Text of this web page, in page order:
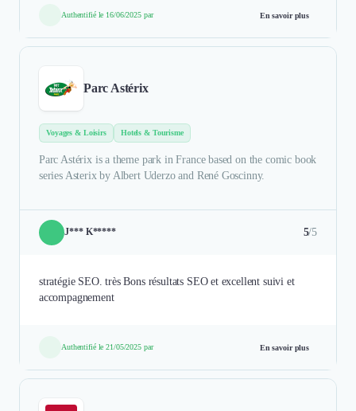
Authentifié le 16/06/2025 par En savoir plus
Parc Astérix
Voyages & Loisirs Hotels & Tourisme
Parc Astérix is a theme park in France based on the comic book
series Asterix by Albert Uderzo and René Goscinny.
J*** K***** 5/5
stratégie SEO. très Bons résultats SEO et excellent suivi et
accompagnement
Authentifié le 21/05/2025 par En savoir plus